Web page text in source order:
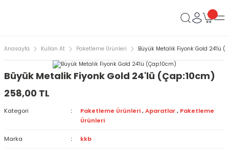
Anasayfa Kullan At Paketleme Ürünleri Büyük Metalik Fiyonk Gold 24'lü
Büyük Metalik Fiyonk Gold 24'lü (Çap:10cm)
258,00 TL
Kategori Paketleme Ürünleri ,Aparatlar , Paketleme
Ürünleri
Marka kkb